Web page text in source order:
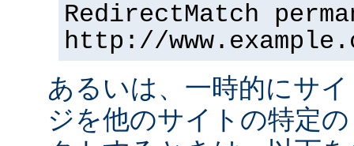
RedirectMatch
http://
あるいは、一時的にサ
ジを他のサイトの特定